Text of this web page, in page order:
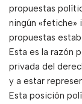
propuestas
ningún «fetiche»
propuestas
Esta es la razón
privada del
y a estar
Esta posición